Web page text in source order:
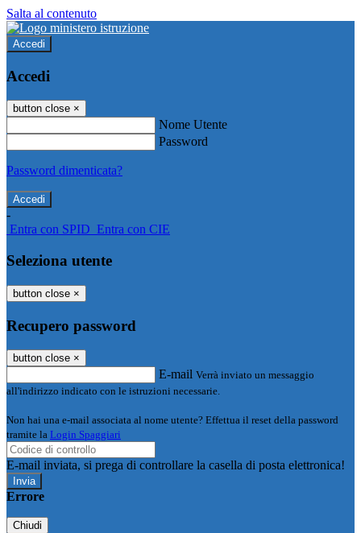
Salta al contenuto
Accedi
Accedi
button close ×
Nome Utente
Password
Password dimenticata?
-
Entra con SPID Entra con CIE
Seleziona utente
button close ×
Recupero password
button close ×
E-mail Verrà inviato un messaggio
all'indirizzo indicato con le istruzioni necessarie.
Non hai una e-mail associata al nome utente? Effettua il reset della password
tramite la Login Spaggiari
E-mail inviata, si prega di controllare la casella di posta elettronica!
Errore
Chiudi